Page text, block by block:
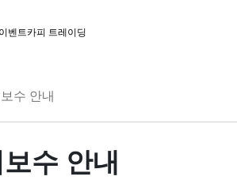
벤트카피 트레이딩
수 안내
수 안내